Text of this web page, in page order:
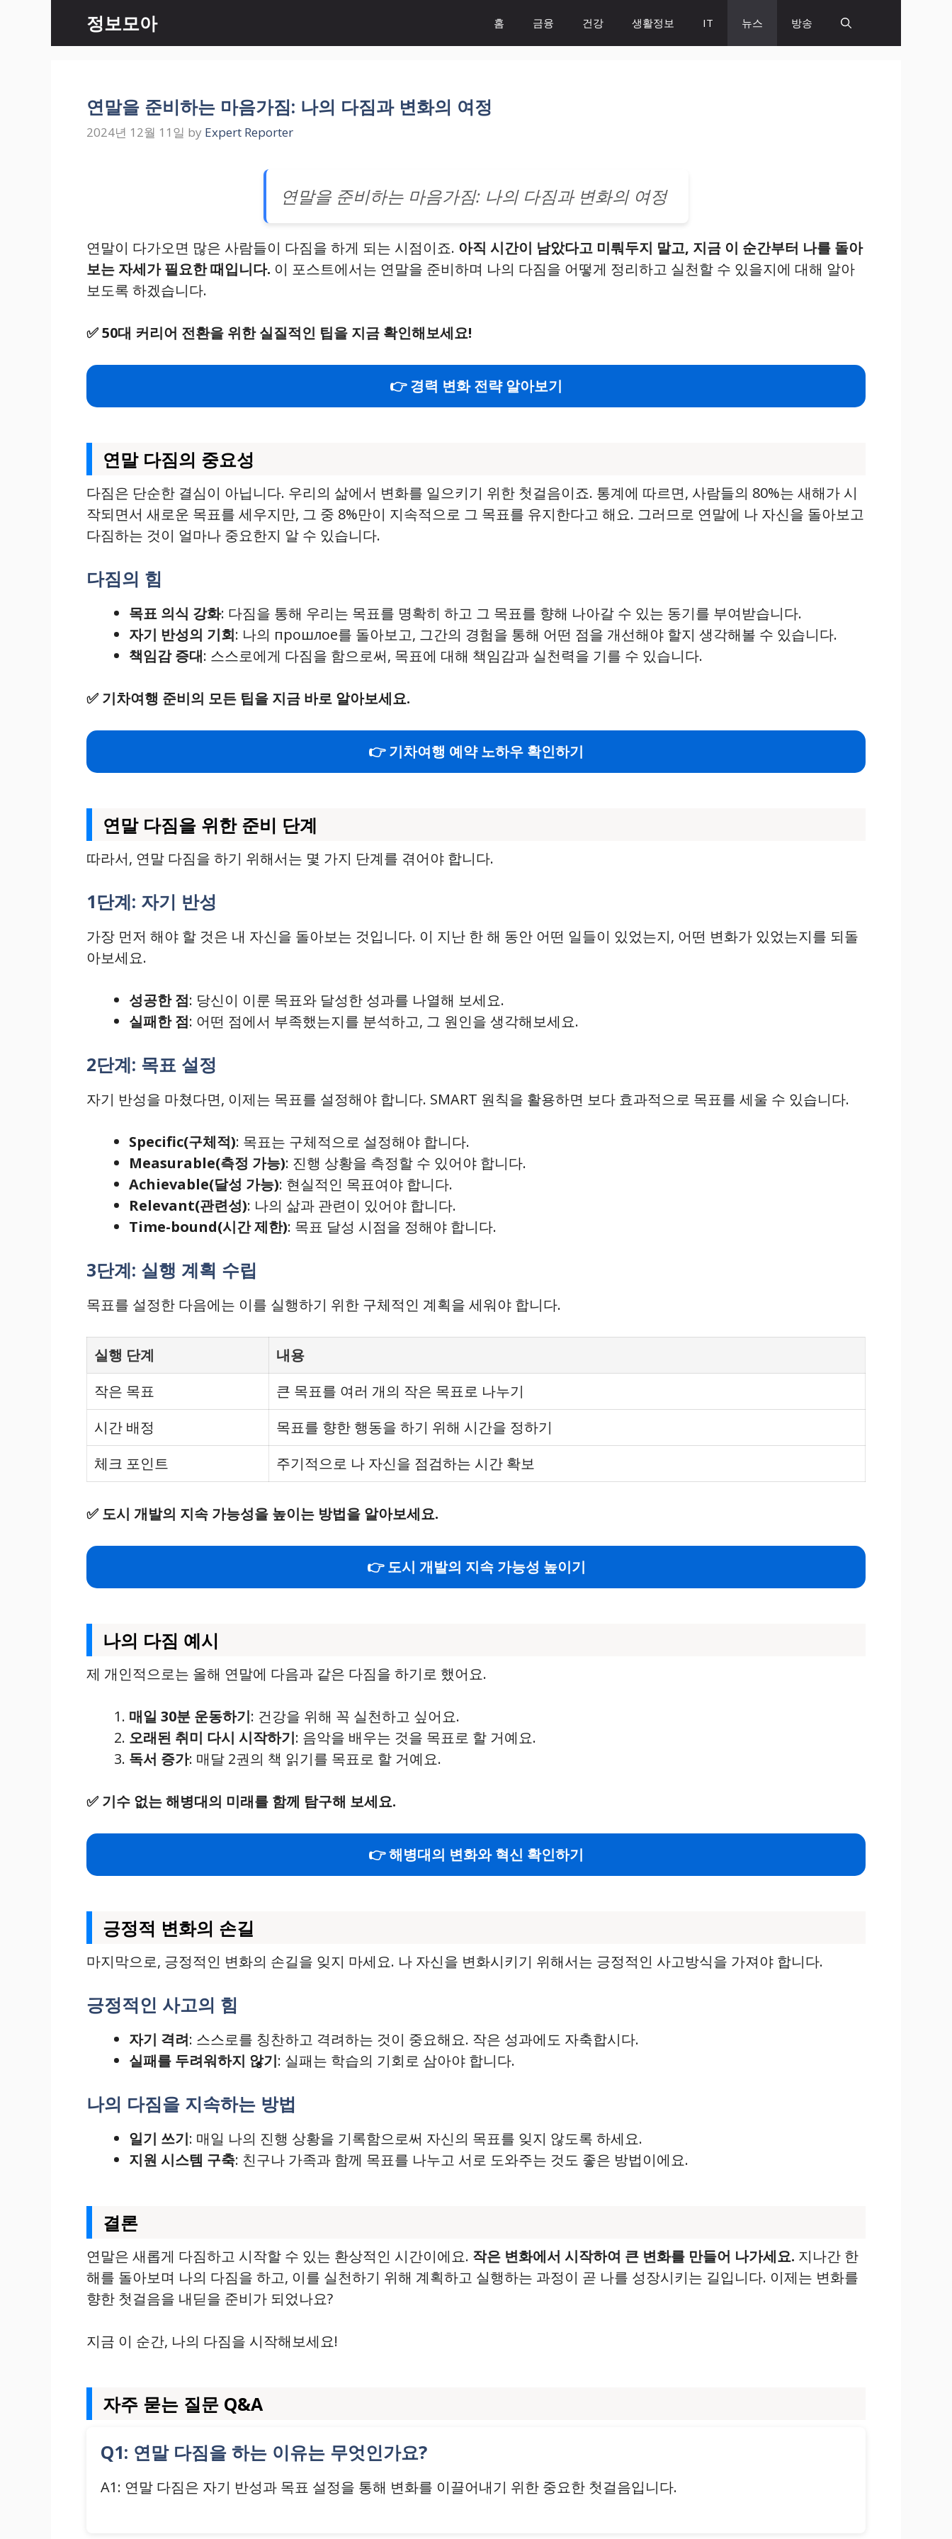
content
정보모아 홈 금융 건강 생활정보 IT 뉴스 방송
연말을 준비하는 마음가짐: 나의 다짐과 변화의 여정
2024년 12월 11일 by Expert Reporter
연말을 준비하는 마음가짐: 나의 다짐과 변화의 여정
연말이 다가오면 많은 사람들이 다짐을 하게 되는 시점이죠. 아직 시간이 남았다고 미뤄두지 말고, 지금 이 순간부터 나를 돌아
보는 자세가 필요한 때입니다. 이 포스트에서는 연말을 준비하며 나의 다짐을 어떻게 정리하고 실천할 수 있을지에 대해 알아
보도록 하겠습니다.
✅50대 커리어 전환을 위한 실질적인 팁을 지금 확인해보세요!
👉 경력 변화 전략 알아보기
연말 다짐의 중요성
다짐은 단순한 결심이 아닙니다. 우리의 삶에서 변화를 일으키기 위한 첫걸음이죠. 통계에 따르면, 사람들의 80%는 새해가 시
작되면서 새로운 목표를 세우지만, 그 중 8%만이 지속적으로 그 목표를 유지한다고 해요. 그러므로 연말에 나 자신을 돌아보고
다짐하는 것이 얼마나 중요한지 알 수 있습니다.
다짐의 힘
목표 의식 강화: 다짐을 통해 우리는 목표를 명확히 하고 그 목표를 향해 나아갈 수 있는 동기를 부여받습니다.
자기 반성의 기회: 나의 прошлое를 돌아보고, 그간의 경험을 통해 어떤 점을 개선해야 할지 생각해볼 수 있습니다.
책임감 증대: 스스로에게 다짐을 함으로써, 목표에 대해 책임감과 실천력을 기를 수 있습니다.
✅ 기차여행 준비의 모든 팁을 지금 바로 알아보세요.
👉 기차여행 예약 노하우 확인하기
연말 다짐을 위한 준비 단계
따라서, 연말 다짐을 하기 위해서는 몇 가지 단계를 겪어야 합니다.
1단계: 자기 반성
가장 먼저 해야 할 것은 내 자신을 돌아보는 것입니다. 이 지난 한 해 동안 어떤 일들이 있었는지, 어떤 변화가 있었는지를 되돌
아보세요.
성공한 점: 당신이 이룬 목표와 달성한 성과를 나열해 보세요.
실패한 점: 어떤 점에서 부족했는지를 분석하고, 그 원인을 생각해보세요.
2단계: 목표 설정
자기 반성을 마쳤다면, 이제는 목표를 설정해야 합니다. SMART 원칙을 활용하면 보다 효과적으로 목표를 세울 수 있습니다.
Specific(구체적): 목표는 구체적으로 설정해야 합니다.
Measurable(측정 가능): 진행 상황을 측정할 수 있어야 합니다.
Achievable(달성 가능): 현실적인 목표여야 합니다.
Relevant(관련성): 나의 삶과 관련이 있어야 합니다.
Time-bound(시간 제한): 목표 달성 시점을 정해야 합니다.
3단계: 실행 계획 수립
목표를 설정한 다음에는 이를 실행하기 위한 구체적인 계획을 세워야 합니다.
실행 단계
내용
작은 목표
큰 목표를 여러 개의 작은 목표로 나누기
시간 배정
목표를 향한 행동을 하기 위해 시간을 정하기
체크 포인트
주기적으로 나 자신을 점검하는 시간 확보
✅ 도시 개발의 지속 가능성을 높이는 방법을 알아보세요.
👉 도시 개발의 지속 가능성 높이기
나의 다짐 예시
제 개인적으로는 올해 연말에 다음과 같은 다짐을 하기로 했어요.
매일 30분 운동하기: 건강을 위해 꼭 실천하고 싶어요.
오래된 취미 다시 시작하기: 음악을 배우는 것을 목표로 할 거예요.
독서 증가: 매달 2권의 책 읽기를 목표로 할 거예요.
✅ 기수 없는 해병대의 미래를 함께 탐구해 보세요.
👉 해병대의 변화와 혁신 확인하기
긍정적 변화의 손길
마지막으로, 긍정적인 변화의 손길을 잊지 마세요. 나 자신을 변화시키기 위해서는 긍정적인 사고방식을 가져야 합니다.
긍정적인 사고의 힘
자기 격려: 스스로를 칭찬하고 격려하는 것이 중요해요. 작은 성과에도 자축합시다.
실패를 두려워하지 않기: 실패는 학습의 기회로 삼아야 합니다.
나의 다짐을 지속하는 방법
일기 쓰기: 매일 나의 진행 상황을 기록함으로써 자신의 목표를 잊지 않도록 하세요.
지원 시스템 구축: 친구나 가족과 함께 목표를 나누고 서로 도와주는 것도 좋은 방법이에요.
결론
연말은 새롭게 다짐하고 시작할 수 있는 환상적인 시간이에요. 작은 변화에서 시작하여 큰 변화를 만들어 나가세요. 지나간 한
해를 돌아보며 나의 다짐을 하고, 이를 실천하기 위해 계획하고 실행하는 과정이 곧 나를 성장시키는 길입니다. 이제는 변화를
향한 첫걸음을 내딛을 준비가 되었나요?
지금 이 순간, 나의 다짐을 시작해보세요!
자주 묻는 질문 Q&A
Q1: 연말 다짐을 하는 이유는 무엇인가요?
A1: 연말 다짐은 자기 반성과 목표 설정을 통해 변화를 이끌어내기 위한 중요한 첫걸음입니다.